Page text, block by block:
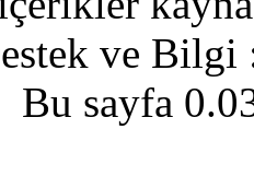
ve
Bu sayfa